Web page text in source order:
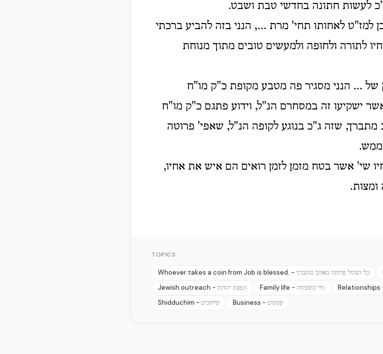
לעשות חתונה בחדשי טבת ושבט.
למז"ט לאחותו תחי' מרת ..., הנני בזה להביע ברכתי
לתורה ולחופה ולמעשים טובים מתוך מנוחת
... הנני מסגיר פה מטבע מקופת כ"ק מו"ח
ישקיעו זה במסחרם הנ"ל, וידוע פתגם כ"ק מו"ח
מתברך, שזה ג"כ בנוגע לקופה הנ"ל, שאפי' פרוטה
ממש.
שי' אשר בטח מזמן לזמן רואים הם איש את אחיו,
ומצות.
TOPICS
Whoever takes a coin from Job is blessed. - כל הנוטל פרוטה מאיוב מתברך
Jewish outreach - הפצת יהדות Family life - חיי משפחה Relationships
Shidduchim - שידוכים Business - עסקים